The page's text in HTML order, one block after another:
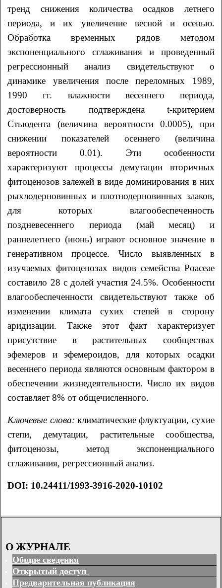
тренд снижения количества осадков летнего
периода, и их увеличение весной и осенью.
Обработка временных рядов методом
экспоненциального сглаживания и проведенный
регрессионный анализ свидетельствуют о
динамике увеличения после переломных 1989,
1990 гг. влажности весеннего периода,
достоверность подтверждена t-критерием
Стьюдента (величина вероятности 0.0005), при
снижении показателей осеннего (величина
вероятности 0.01). Эти особенности
характеризуют процессы демутации вторичных
фитоценозов залежей в виде доминирования в них
рыхлодерновинных и плотнодерновинных злаков,
для которых влагообеспеченность
поздневесеннего периода (май месяц) и
раннелетнего (июнь) играют основное значение в
генеративном процессе. Число выявленных в
изучаемых фитоценозах видов семейства Poaceae
составило 28 с долей участия 24.5%. Особенности
влагообеспеченности свидетельствуют также об
изменении климата сухих степей в сторону
аридизации. Также этот факт характеризует
присутствие в растительных сообществах
эфемеров и эфемероидов, для которых осадки
весеннего периода являются основным фактором в
обеспечении жизнедеятельности. Число их видов
составляет 8% от общечисленного.
Ключевые слова: климатические флуктуации, сухие
степи, демутации, растительные сообщества,
фитоценозы, метод экспоненциального
сглаживания, регрессионный анализ.
DOI: 10.24411/1993-3916-2020-10102
О ЖУРНАЛЕ
Общие сведения
Открытый доступ
Предварительная публикация